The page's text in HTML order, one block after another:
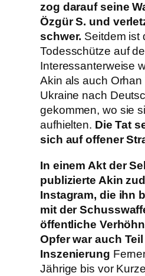
zog darauf seine
Özgür S. und
schwer. Seitdem ist
Todesschütze auf
Interessanterweise
Akin als auch Orhan
Ukraine nach
gekommen, wo sie
aufhielten. Die Tat
sich auf offener
In einem Akt der
publizierte Akin
Instagram, die ihn
mit der
öffentliche
Opfer war auch
Inszenierung
Jährige bis vor